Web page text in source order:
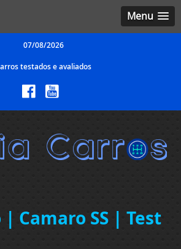
Menu
07/08/2026
testados e avaliados
Camaro SS | Test